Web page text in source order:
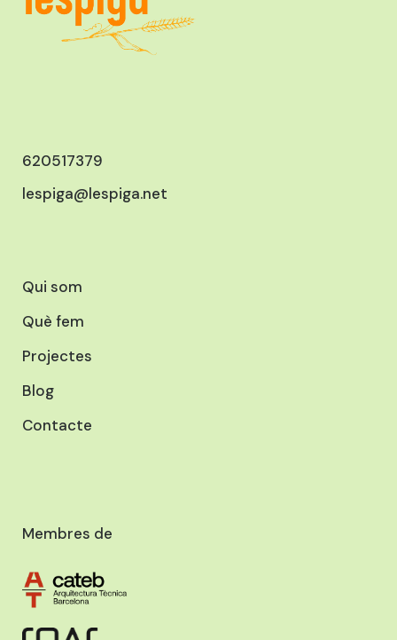
620517379
lespiga@lespiga.net
Qui som
Què fem
Projectes
Blog
Contacte
Membres de